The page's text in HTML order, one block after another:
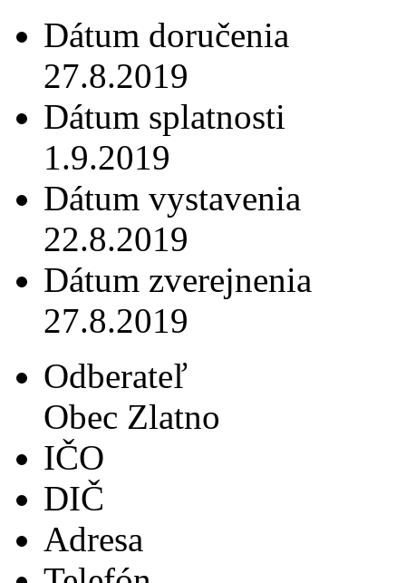
Dátum doručenia
27.8.2019
Dátum splatnosti
1.9.2019
Dátum vystavenia
22.8.2019
Dátum zverejnenia
27.8.2019
Odberateľ
Obec Zlatno
IČO
DIČ
Adresa